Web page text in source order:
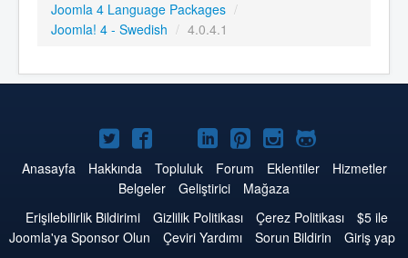
Joomla 4 Language Packages /
Joomla! 4 - Swedish / 4.0.4.1
Twitter'da
Joomla
Facebook'da
Joomla
YouTube'da
Joomla
LinkedIn'de
Joomla
Pinterest'de
Joomla
Instagram'da
Joomla
GitHub'da
Joomla
Anasayfa Hakkında Topluluk Forum Eklentiler
Hizmetler
Belgeler
Geliştirici
Mağaza
Erişilebilirlik Bildirimi
Gizlilik Politikası Çerez Politikası
$5 ile
Joomla'ya Sponsor Olun
Çeviri Yardımı Sorun Bildirin
Giriş yap